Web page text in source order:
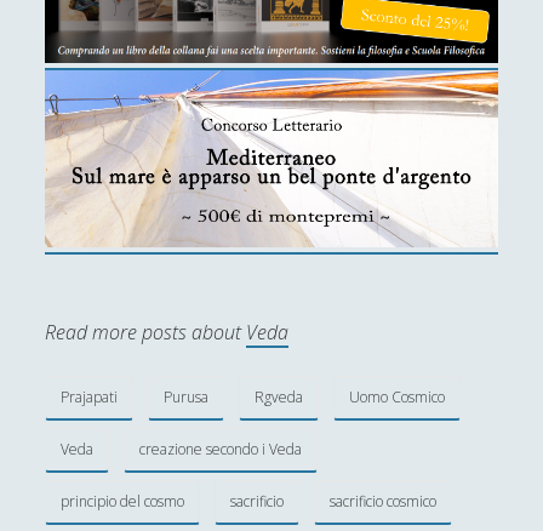
Scrivere di filosofia - Letteratura e filosofia a
confronto
Storie del Novecento - Il mondo diviso tra destra
e sinistra
Studiare filosofia all'Università?
Un gioco editoriale di Jean-Paul Sartre: la finzione
filologica de ‘La Nausea’
Un velo, occhi, mento, un vestito, mani, vivi in
tutto questo è la Gioconda di Leonardo
Una dimora fenomenologica senza la prominenza
dell'idealismo
Read more posts about Veda
Prajapati Purusa Rgveda Uomo Cosmico
Veda creazione secondo i Veda
principio del cosmo sacrificio sacrificio cosmico